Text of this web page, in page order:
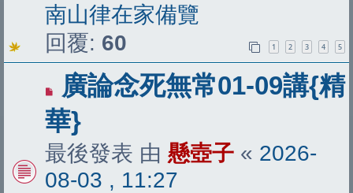
南山律在家備覽
回覆: 60 1 2 3 4 5
有
新
文
章
廣論念死無常01-09講{精
華}
最後發表 由 懸壺子 « 2026-
08-03 , 11:27